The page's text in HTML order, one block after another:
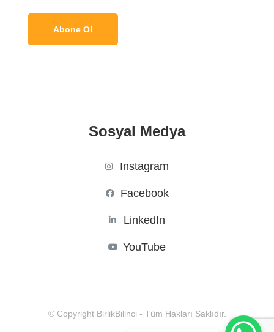
Sosyal Medya
Instagram
Facebook
LinkedIn
YouTube
© Copyright BirlikBilinci - Tüm Hakları Saklıdır.